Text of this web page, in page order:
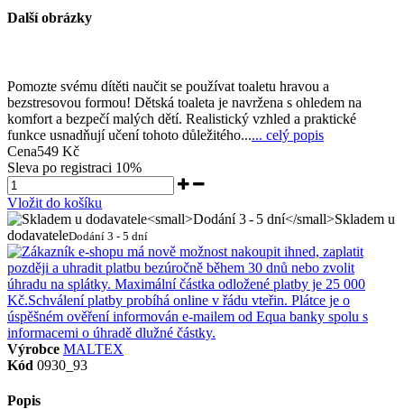
Další obrázky
Pomozte svému dítěti naučit se používat toaletu hravou a
bezstresovou formou! Dětská toaleta je navržena s ohledem na
komfort a bezpečí malých dětí. Realistický vzhled a praktické
funkce usnadňují učení tohoto důležitého...... celý popis
Cena549 Kč
Sleva po registraci 10%
Vložit do košíku
Skladem u
dodavateleDodání 3 - 5 dní
Výrobce MALTEX
Kód 0930_93
Popis